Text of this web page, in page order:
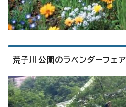
荒子川公園のラベンダーフェア